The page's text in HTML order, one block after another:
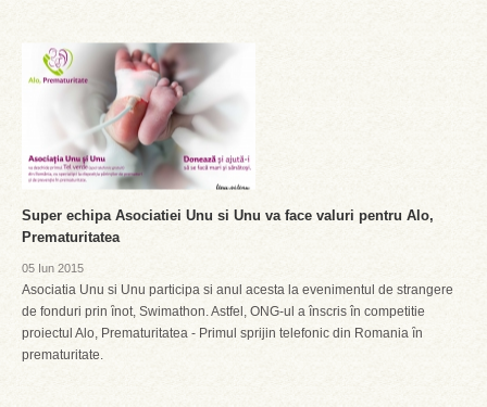
Super echipa Asociatiei Unu si Unu va face valuri pentru Alo,
Prematuritatea
05 Iun 2015
Asociatia Unu si Unu participa si anul acesta la evenimentul de strangere
de fonduri prin ȋnot, Swimathon. Astfel, ONG-ul a înscris în competitie
proiectul Alo, Prematuritatea - Primul sprijin telefonic din Romania ȋn
prematuritate.